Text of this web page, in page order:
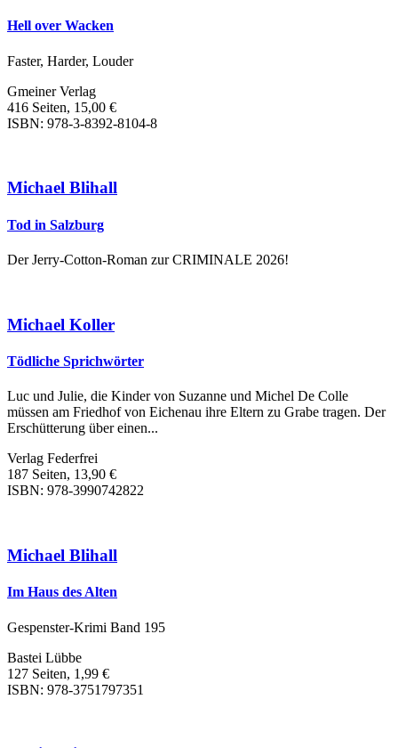
Hell over Wacken
Faster, Harder, Louder
Gmeiner Verlag
416 Seiten, 15,00 €
ISBN: 978-3-8392-8104-8
Michael Blihall
Tod in Salzburg
Der Jerry-Cotton-Roman zur CRIMINALE 2026!
Michael Koller
Tödliche Sprichwörter
Luc und Julie, die Kinder von Suzanne und Michel De Colle
müssen am Friedhof von Eichenau ihre Eltern zu Grabe tragen. Der
Erschütterung über einen...
Verlag Federfrei
187 Seiten, 13,90 €
ISBN: 978-3990742822
Michael Blihall
Im Haus des Alten
Gespenster-Krimi Band 195
Bastei Lübbe
127 Seiten, 1,99 €
ISBN: 978-3751797351